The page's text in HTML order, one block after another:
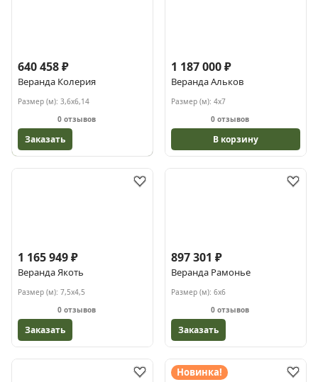
640 458 ₽
Веранда Колерия
Размер (м): 3,6х6,14
0 отзывов
Заказать
1 187 000 ₽
Веранда Альков
Размер (м): 4х7
0 отзывов
В корзину
1 165 949 ₽
Веранда Якоть
Размер (м): 7,5х4,5
0 отзывов
Заказать
897 301 ₽
Веранда Рамонье
Размер (м): 6х6
0 отзывов
Заказать
Новинка!